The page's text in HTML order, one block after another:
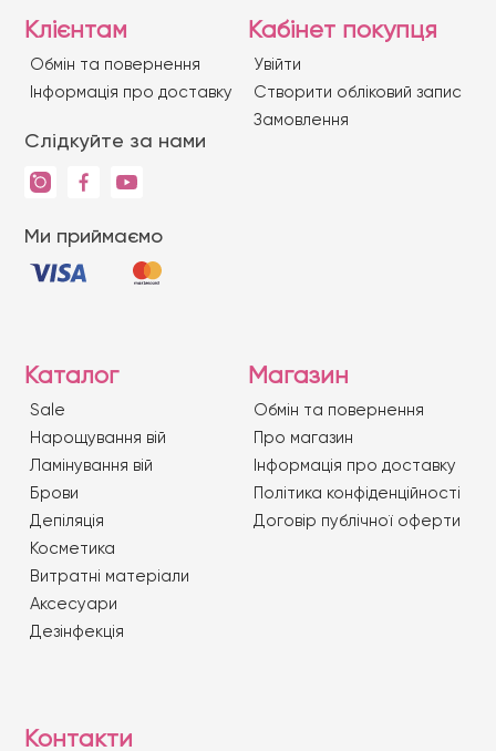
Клієнтам
Обмін та повернення
Iнформація про доставку
Слідкуйте за нами
Ми приймаємо
Кабінет покупця
Увійти
Створити обліковий запис
Замовлення
Каталог
Sale
Нарощування вій
Ламінування вій
Брови
Депіляція
Косметика
Витратні матеріали
Аксесуари
Дезінфекція
Магазин
Обмін та повернення
Про магазин
Iнформація про доставку
Політика конфіденційності
Договір публічної оферти
Контакти